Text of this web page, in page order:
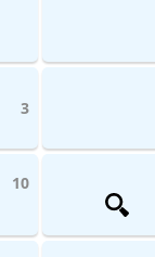
3
10